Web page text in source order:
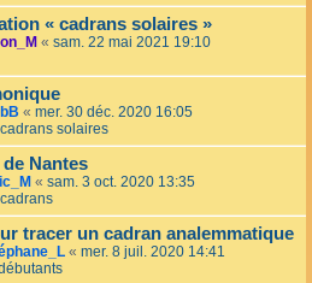
« cadrans solaires »
« sam. 22 mai 2021 19:10
« mer. 30 déc. 2020 16:05
solaires
Nantes
« sam. 3 oct. 2020 13:35
tracer un cadran analemmatique
« mer. 8 juil. 2020 14:41